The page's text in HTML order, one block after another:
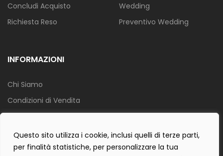
Questo sito utilizza i cookie, inclusi quelli di terze parti,
per finalità statistiche, per personalizzare la tua
Concludi Acquisto
Richiesta Reso
Wedding
Preventivo Wedding
INFORMAZIONI
Chi Siamo
Condizioni di Vendita
Info Spedizione
Privacy Policy
Cookie Policy